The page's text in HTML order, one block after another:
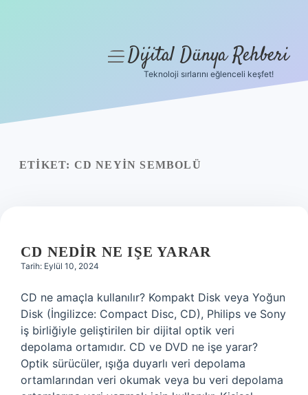
Yasal Uyarı
menüyüDijital Dünya Rehberi
Teknoloji sırlarını eğlenceli keşfet!
ETIKET: CD NEYIN SEMBOLÜ
CD NEDIR NE IŞE YARAR
Tarih: Eylül 10, 2024
CD ne amaçla kullanılır? Kompakt Disk veya Yoğun
Disk (İngilizce: Compact Disc, CD), Philips ve Sony
iş birliğiyle geliştirilen bir dijital optik veri
depolama ortamıdır. CD ve DVD ne işe yarar?
Optik sürücüler, ışığa duyarlı veri depolama
ortamlarından veri okumak veya bu veri depolama